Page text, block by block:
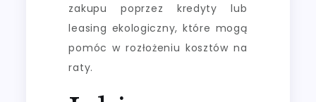
zakupu poprzez kredyty lub
leasing ekologiczny, które mogą
pomóc w rozłożeniu kosztów na
raty.